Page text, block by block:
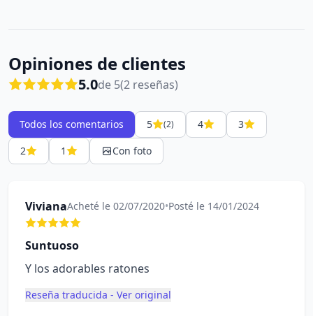
Opiniones de clientes
5.0de 5(2 reseñas)
Todos los comentarios 5 (2) 4
3
2
1 Con foto
VivianaAcheté le 02/07/2020•Posté le 14/01/2024
Suntuoso
Y los adorables ratones
Reseña traducida - Ver original